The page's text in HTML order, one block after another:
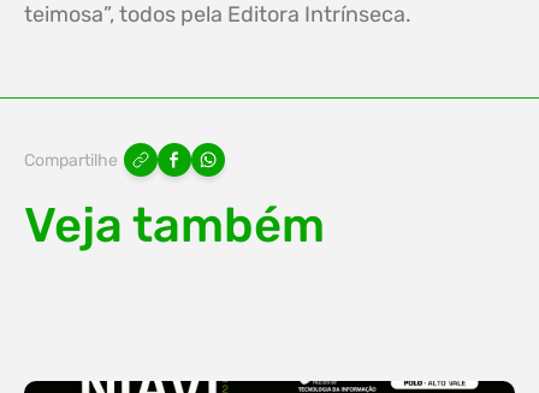
teimosa”, todos pela Editora Intrínseca.
Compartilhe
Veja também